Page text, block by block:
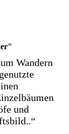
Wandern
und